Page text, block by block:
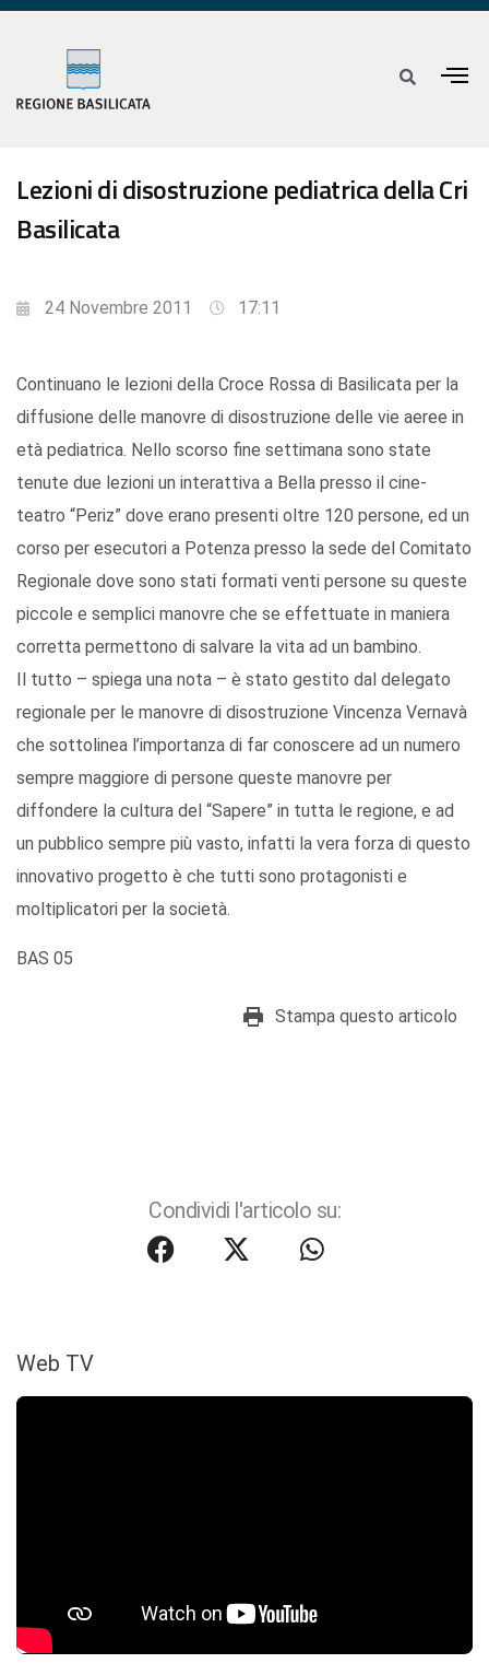
Lezioni di disostruzione pediatrica della Cri
Basilicata
24 Novembre 2011 17:11
Continuano le lezioni della Croce Rossa di Basilicata per la
diffusione delle manovre di disostruzione delle vie aeree in
età pediatrica. Nello scorso fine settimana sono state
tenute due lezioni un interattiva a Bella presso il cine-
teatro “Periz” dove erano presenti oltre 120 persone, ed un
corso per esecutori a Potenza presso la sede del Comitato
Regionale dove sono stati formati venti persone su queste
piccole e semplici manovre che se effettuate in maniera
corretta permettono di salvare la vita ad un bambino.
Il tutto – spiega una nota – è stato gestito dal delegato
regionale per le manovre di disostruzione Vincenza Vernavà
che sottolinea l’importanza di far conoscere ad un numero
sempre maggiore di persone queste manovre per
diffondere la cultura del “Sapere” in tutta le regione, e ad
un pubblico sempre più vasto, infatti la vera forza di questo
innovativo progetto è che tutti sono protagonisti e
moltiplicatori per la società.
BAS 05
Stampa questo articolo
Condividi l'articolo su:
Web TV